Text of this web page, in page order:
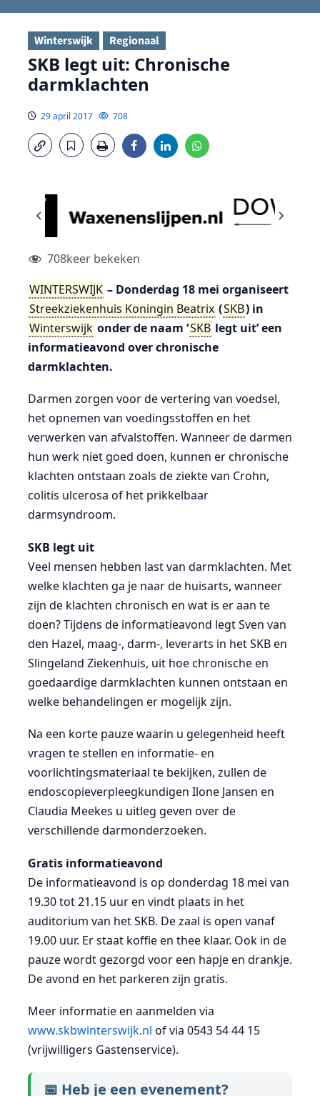
Winterswijk Regionaal
SKB legt uit: Chronische
darmklachten
29 april 2017 708
708keer bekeken
WINTERSWIJK – Donderdag 18 mei organiseert
Streekziekenhuis Koningin Beatrix (SKB) in
Winterswijk onder de naam ‘SKB legt uit’ een
informatieavond over chronische
darmklachten.
Darmen zorgen voor de vertering van voedsel,
het opnemen van voedingsstoffen en het
verwerken van afvalstoffen. Wanneer de darmen
hun werk niet goed doen, kunnen er chronische
klachten ontstaan zoals de ziekte van Crohn,
colitis ulcerosa of het prikkelbaar
darmsyndroom.
SKB legt uit
Veel mensen hebben last van darmklachten. Met
welke klachten ga je naar de huisarts, wanneer
zijn de klachten chronisch en wat is er aan te
doen? Tijdens de informatieavond legt Sven van
den Hazel, maag-, darm-, leverarts in het SKB en
Slingeland Ziekenhuis, uit hoe chronische en
goedaardige darmklachten kunnen ontstaan en
welke behandelingen er mogelijk zijn.
Na een korte pauze waarin u gelegenheid heeft
vragen te stellen en informatie- en
voorlichtingsmateriaal te bekijken, zullen de
endoscopieverpleegkundigen Ilone Jansen en
Claudia Meekes u uitleg geven over de
verschillende darmonderzoeken.
Gratis informatieavond
De informatieavond is op donderdag 18 mei van
19.30 tot 21.15 uur en vindt plaats in het
auditorium van het SKB. De zaal is open vanaf
19.00 uur. Er staat koffie en thee klaar. Ook in de
pauze wordt gezorgd voor een hapje en drankje.
De avond en het parkeren zijn gratis.
Meer informatie en aanmelden via
www.skbwinterswijk.nl of via 0543 54 44 15
(vrijwilligers Gastenservice).
📅 Heb je een evenement?